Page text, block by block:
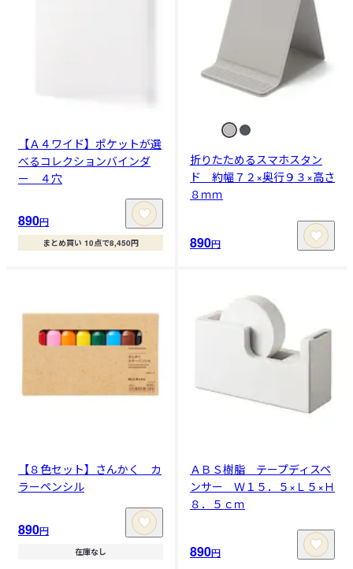
【Ａ４ワイド】ポケットが選
べるコレクションバインダ
ー ４穴
890円
まとめ買い 10点で8,450円
折りたためるスマホスタン
ド 約幅７２×奥行９３×高さ
８ｍｍ
890円
【８色セット】さんかく カ
ラーペンシル
890円
在庫なし
ＡＢＳ樹脂 テープディスペ
ンサー Ｗ１５．５×Ｌ５×Ｈ
８．５ｃｍ
890円